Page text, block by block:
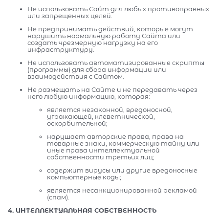
Не использовать Сайт для любых противоправных
или запрещенных целей.
Не предпринимать действий, которые могут
нарушить нормальную работу Сайта или
создать чрезмерную нагрузку на его
инфраструктуру.
Не использовать автоматизированные скрипты
(программы) для сбора информации или
взаимодействия с Сайтом.
Не размещать на Сайте и не передавать через
него любую информацию, которая:
является незаконной, вредоносной,
угрожающей, клеветнической,
оскорбительной;
нарушает авторские права, права на
товарные знаки, коммерческую тайну или
иные права интеллектуальной
собственности третьих лиц;
содержит вирусы или другие вредоносные
компьютерные коды;
является несанкционированной рекламой
(спам).
4. ИНТЕЛЛЕКТУАЛЬНАЯ СОБСТВЕННОСТЬ